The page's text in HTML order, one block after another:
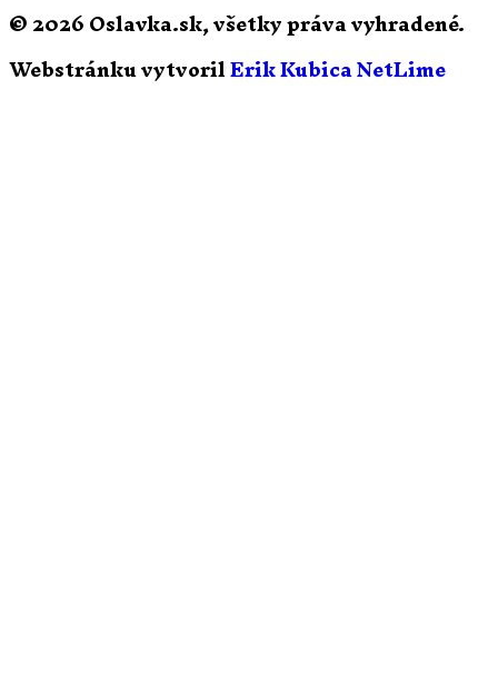
© 2026 Oslavka.sk, všetky práva vyhradené.
Webstránku vytvorilErik Kubica NetLime